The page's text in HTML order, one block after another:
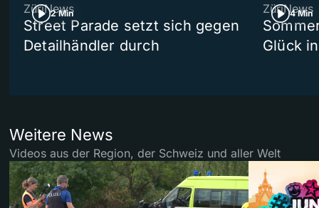
2 Min
ZüriNews
Street Parade setzt sich gegen
Detailhändler durch
4 Min
ZüriNews
Glück
Weitere News
Videos aus der Region, der Schweiz und aller Welt